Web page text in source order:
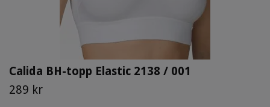
Calida BH-topp Elastic 2138 / 001
289 kr